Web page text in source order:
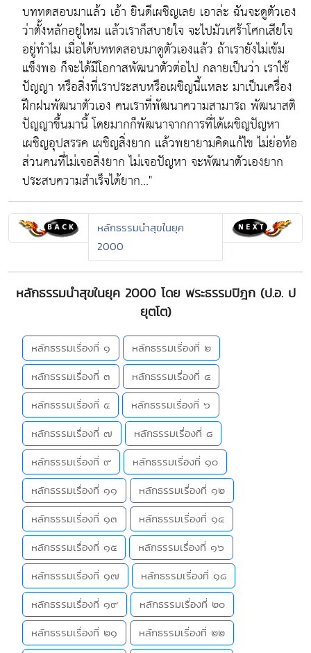
บททดสอบมาแล้ว เอ้า ยินดีเผชิญเลย เอาล่ะ ฉันจะดูตัวเอง
ว่าตั้งหลักอยู่ไหม แล้วเราก็สบายใจ จะไปมัวเศร้าโศกเสียใจ
อยู่ทำไม เมื่อได้บททดสอบมาดูตัวเองแล้ว ถ้าเรายังไม่เข้ม
แข็งพอ ก็จะได้มีโอกาสพัฒนาตัวต่อไป กลายเป็นว่า เราใช้
ปัญญา หรือสิ่งที่เราประสบหรือเผชิญนี้แหละ มาเป็นเครื่อง
ฝึกฝนพัฒนาตัวเอง คนเราที่พัฒนาความสามารถ พัฒนาสติ
ปัญญาขึ้นมานี้ โดยมากก็พัฒนาจากการที่ได้เผชิญปัญหา
เผชิญอุปสรรค เผชิญสิ่งยาก แล้วพยายามคิดแก้ไข ไม่ย่อท้อ
ส่วนคนที่ไม่เจอสิ่งยาก ไม่เจอปัญหา จะพัฒนาตัวเองยาก
ประสบความสำเร็จได้ยาก..."
หลักธรรมนำสุขในยุค
2000
หลักธรรมนำสุขในยุค 2000 โดย พระธรรมปิฎก (ป.อ. ป
ยุตโต)
หลักธรรมเรื่องที่ ๑
หลักธรรมเรื่องที่ ๒
หลักธรรมเรื่องที่ ๓
หลักธรรมเรื่องที่ ๔
หลักธรรมเรื่องที่ ๕
หลักธรรมเรื่องที่ ๖
หลักธรรมเรื่องที่ ๗
หลักธรรมเรื่องที่ ๘
หลักธรรมเรื่องที่ ๙
หลักธรรมเรื่องที่ ๑๐
หลักธรรมเรื่องที่ ๑๑
หลักธรรมเรื่องที่ ๑๒
หลักธรรมเรื่องที่ ๑๓
หลักธรรมเรื่องที่ ๑๔
หลักธรรมเรื่องที่ ๑๕
หลักธรรมเรื่องที่ ๑๖
หลักธรรมเรื่องที่ ๑๗
หลักธรรมเรื่องที่ ๑๘
หลักธรรมเรื่องที่ ๑๙
หลักธรรมเรื่องที่ ๒๐
หลักธรรมเรื่องที่ ๒๑
หลักธรรมเรื่องที่ ๒๒